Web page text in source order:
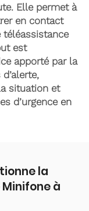
Elle permet à
en contact
téléassistance
est
apporté par la
situation et
d’urgence en
la
à